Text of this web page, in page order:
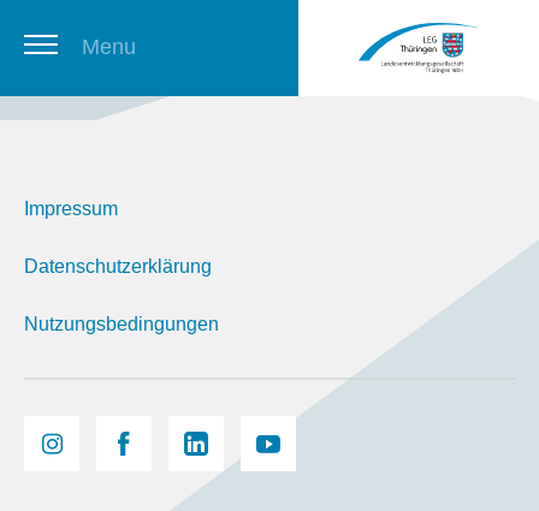
Menu
Newsletter
Impressum
Datenschutzerklärung
Nutzungsbedingungen